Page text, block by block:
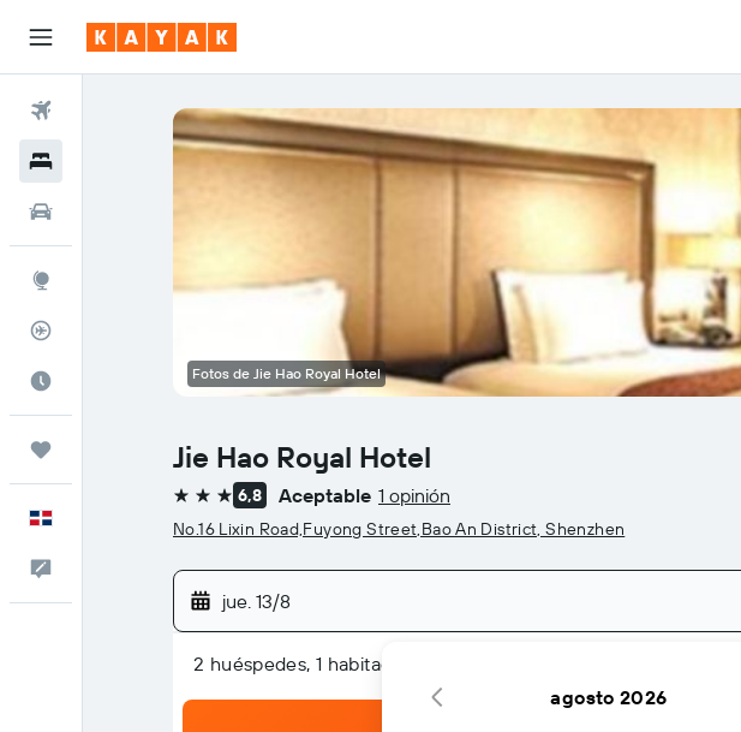
Comentarios
Jie Hao Royal Hotel
3 estrellas
6,8 Aceptable 1 opinión
No.16 Lixin Road,Fuyong Street,Bao An District, Shenzhen
jue. 13/8
2 huéspedes, 1 habitación
Fotos de Jie Hao Royal Hotel
agosto 2026